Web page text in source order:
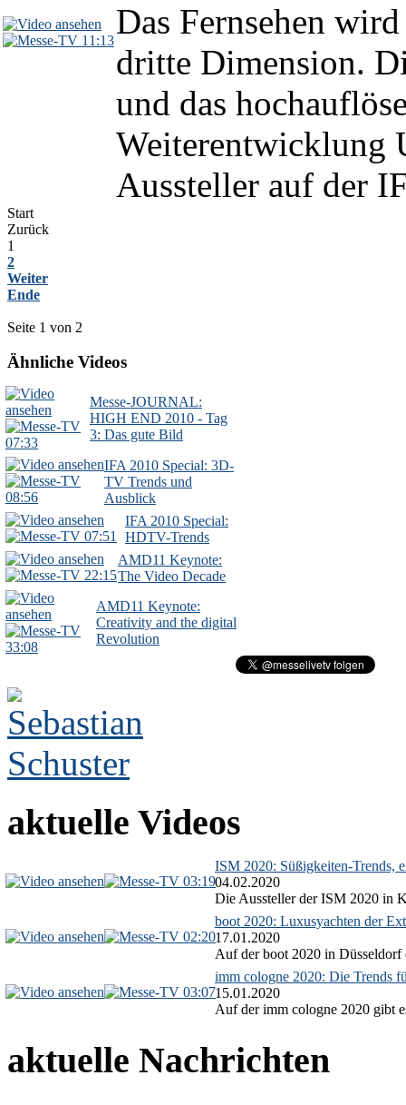
11:13Das Fernsehen
dritte Dimension.
und das
Weiterentwicklung
Aussteller auf der
Start
Zurück
1
2
Weiter
Ende
Seite 1 von 2
Ähnliche Videos
07:33
Messe-JOURNAL:
HIGH END 2010 - Tag
3: Das gute Bild
08:56
IFA 2010 Special: 3D-
TV Trends und
Ausblick
07:51
IFA 2010 Special:
HDTV-Trends
22:15
AMD11 Keynote:
The Video Decade
33:08
AMD11 Keynote:
Creativity and the digital
Revolution
aktuelle Videos
03:19
ISM 2020: Süßigkeiten-Trends,
04.02.2020
Die Aussteller der ISM 2020 in
02:20
boot 2020: Luxusyachten der
17.01.2020
Auf der boot 2020 in Düsseldorf
03:07
imm cologne 2020: Die Trends
15.01.2020
Auf der imm cologne 2020 gibt
aktuelle Nachrichten